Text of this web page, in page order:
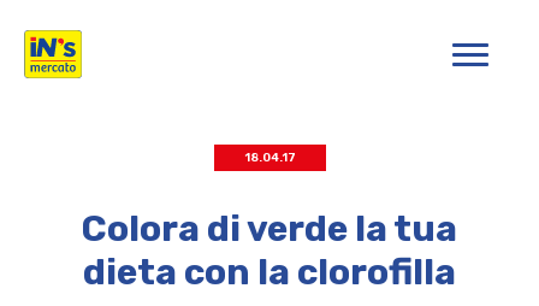
iN's Mercato
18.04.17
Colora di verde la tua
dieta con la clorofilla